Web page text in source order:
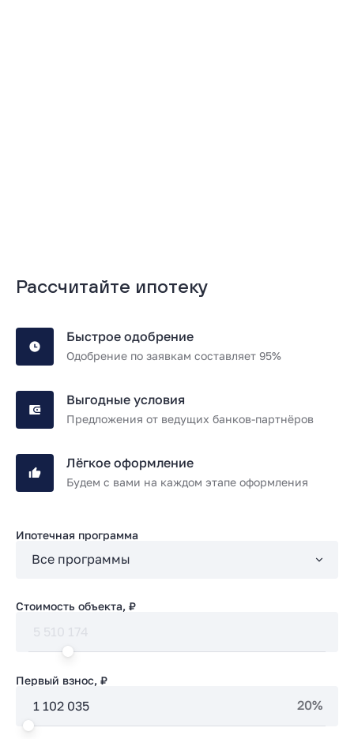
Рассчитайте ипотеку
Быстрое одобрение
Одобрение по заявкам составляет 95%
Выгодные условия
Предложения от ведущих банков-партнёров
Лёгкое оформление
Будем с вами на каждом этапе оформления
Ипотечная программа
Стоимость объекта, ₽
Первый взнос, ₽
20%